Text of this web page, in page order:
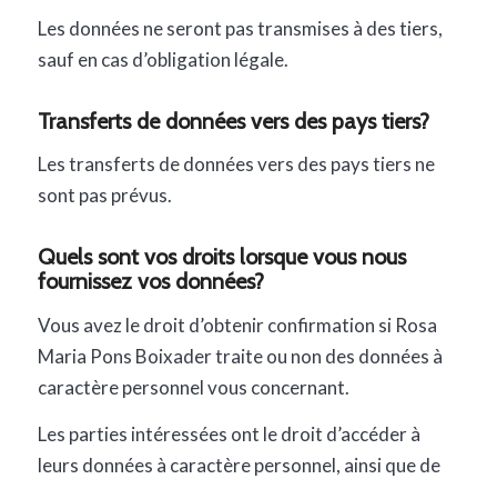
Les données ne seront pas transmises à des tiers,
sauf en cas d’obligation légale.
Transferts de données vers des pays tiers?
Les transferts de données vers des pays tiers ne
sont pas prévus.
Quels sont vos droits lorsque vous nous
fournissez vos données?
Vous avez le droit d’obtenir confirmation si Rosa
Maria Pons Boixader traite ou non des données à
caractère personnel vous concernant.
Les parties intéressées ont le droit d’accéder à
leurs données à caractère personnel, ainsi que de